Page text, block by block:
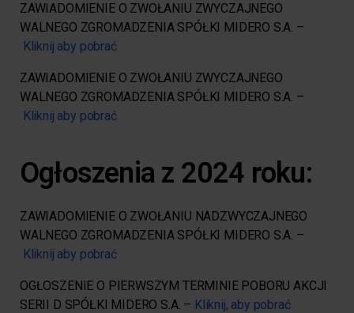
ZAWIADOMIENIE O ZWOŁANIU ZWYCZAJNEGO
WALNEGO ZGROMADZENIA SPÓŁKI MIDERO S.A. –
Kliknij aby pobrać
ZAWIADOMIENIE O ZWOŁANIU ZWYCZAJNEGO
WALNEGO ZGROMADZENIA SPÓŁKI MIDERO S.A. –
Kliknij aby pobrać
Ogłoszenia z 2024 roku:
ZAWIADOMIENIE O ZWOŁANIU NADZWYCZAJNEGO
WALNEGO ZGROMADZENIA SPÓŁKI MIDERO S.A. –
Kliknij aby pobrać
OGŁOSZENIE O PIERWSZYM TERMINIE POBORU AKCJI
SERII D SPÓŁKI MIDERO S.A. – Kliknij, aby pobrać